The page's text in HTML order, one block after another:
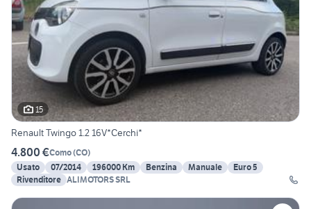
15
Renault Twingo 1.2 16V*Cerchi*
4.800 €Como(CO)
Usato
07/2014 196000 Km Benzina Manuale
Euro 5
Rivenditore ALIMOTORS SRL